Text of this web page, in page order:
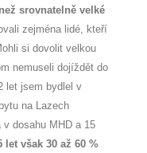
srovnatelně velké
zejména lidé, kteří
si dovolit velkou
nemuseli dojíždět do
let jsem bydlel v
na Lazech
dosahu MHD a 15
let však 30 až 60 %